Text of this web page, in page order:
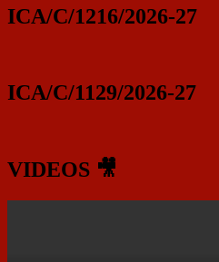
ICA/C/1216/2026-27
ICA/C/1129/2026-27
VIDEOS 🎥